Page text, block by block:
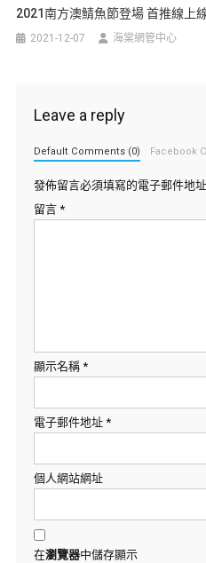
2021南方澳鯖魚節登場 首推線上
2021-12-07 海棠網管中心
Leave a reply
Default Comments (0) Facebook
發佈留言必須填寫的電子郵件地
留言 *
顯示名稱 *
電子郵件地址 *
個人網站網址
在瀏覽器中儲存顯示